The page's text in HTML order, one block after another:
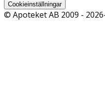
Cookieinställningar
© Apoteket AB 2009 -